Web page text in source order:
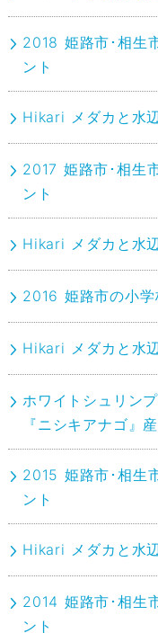
2018 姫路市･相生
ント
Hikari メダカと水
2017 姫路市･相生
ント
Hikari メダカと水
2016 姫路市の小学
Hikari メダカと水
ホワイトシュリン
『ニシキアナゴ』
2015 姫路市･相生
ント
Hikari メダカと水
2014 姫路市･相生
ント